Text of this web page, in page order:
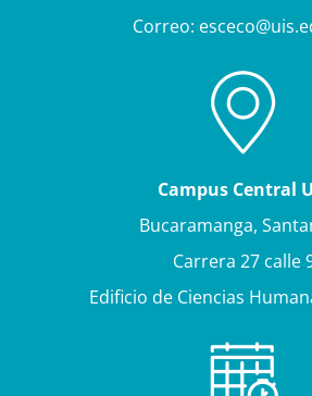
Correo:
Campus Central
Bucaramanga,
Carrera 27 calle
Edificio de Ciencias